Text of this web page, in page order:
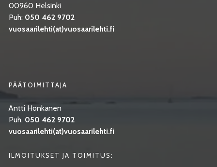
00960 Helsinki
Puh: 050 462 9702
vuosaarilehti(at)vuosaarilehti.fi
PÄÄTOIMITTAJA
Antti Honkanen
Puh. 050 462 9702
vuosaarilehti(at)vuosaarilehti.fi
ILMOITUKSET JA TOIMITUS: